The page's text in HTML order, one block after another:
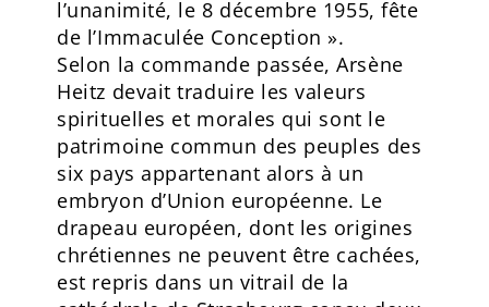
l’unanimité, le 8 décembre 1955, fête
de l’Immaculée Conception ».
Selon la commande passée, Arsène
Heitz devait traduire les valeurs
spirituelles et morales qui sont le
patrimoine commun des peuples des
six pays appartenant alors à un
embryon d’Union européenne. Le
drapeau européen, dont les origines
chrétiennes ne peuvent être cachées,
est repris dans un vitrail de la